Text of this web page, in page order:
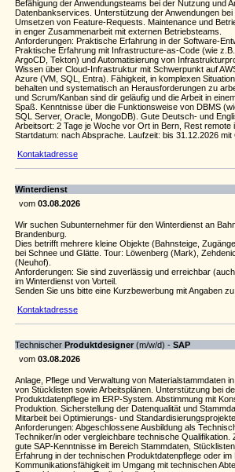
Befähigung der Anwendungsteams bei der Nutzung und
Datenbankservices. Unterstützung der Anwendungen
Umsetzen von Feature-Requests. Maintenance und
in enger Zusammenarbeit mit externen Betriebsteams.
Anforderungen: Praktische Erfahrung in der Software-
Praktische Erfahrung mit Infrastructure-as-Code (wie
ArgoCD, Tekton) und Automatisierung von
Wissen über Cloud-Infrastruktur mit Schwerpunkt auf
Azure (VM, SQL, Entra). Fähigkeit, in komplexen
behalten und systematisch an Herausforderungen zu
und Scrum/Kanban sind dir geläufig und die Arbeit in
Spaß. Kenntnisse über die Funktionsweise von DBMS
SQL Server, Oracle, MongoDB). Gute Deutsch- und
Arbeitsort: 2 Tage je Woche vor Ort in Bern, Rest remote
Startdatum: nach Absprache. Laufzeit: bis 31.12.2026 mit
Kontaktadresse
Winterdienst
vom 03.08.2026
Wir suchen Subunternehmer für den Winterdienst an
Brandenburg.
Dies betrifft mehrere kleine Objekte (Bahnsteige,
bei Schnee und Glätte. Tour: Löwenberg (Mark),
(Neuhof).
Anforderungen: Sie sind zuverlässig und erreichbar
im Winterdienst von Vorteil.
Senden Sie uns bitte eine Kurzbewerbung mit Angaben
Kontaktadresse
Technischer Produktdesigner (m/w/d) - SAP
vom 03.08.2026
Anlage, Pflege und Verwaltung von Materialstammdaten
von Stücklisten sowie Arbeitsplänen. Unterstützung bei
Produktdatenpflege im ERP-System. Abstimmung mit
Produktion. Sicherstellung der Datenqualität und
Mitarbeit bei Optimierungs- und
Anforderungen: Abgeschlossene Ausbildung als
Techniker/in oder vergleichbare technische Qualifikation.
gute SAP-Kenntnisse im Bereich Stammdaten,
Erfahrung in der technischen Produktdatenpflege oder im
Kommunikationsfähigkeit im Umgang mit technischen